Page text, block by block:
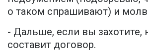
о таком спрашивают) и
- Дальше, если вы захотите,
составит договор.